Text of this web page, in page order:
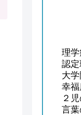
理
認定
大
幸
２
言